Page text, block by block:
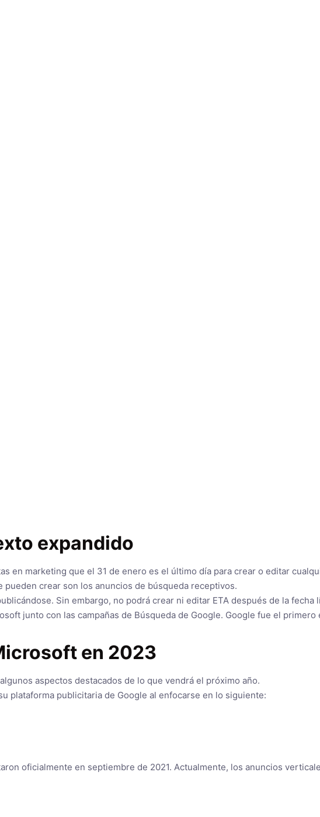
expandido
en marketing que el 31 de enero es el último día para crear o editar
crear son los anuncios de búsqueda receptivos.
Sin embargo, no podrá crear ni editar ETA después de la fecha
junto con las campañas de Búsqueda de Google. Google fue el
en 2023
aspectos destacados de lo que vendrá el próximo año.
plataforma publicitaria de Google al enfocarse en lo siguiente:
oficialmente en septiembre de 2021. Actualmente, los anuncios